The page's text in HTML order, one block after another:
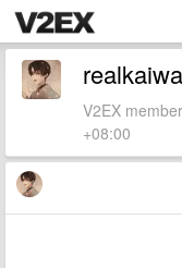
V2EX
+08:00